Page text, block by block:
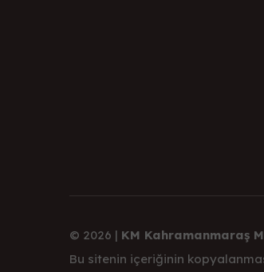
© 2026 | KM Kahramanmaraş
Bu sitenin içeriğinin